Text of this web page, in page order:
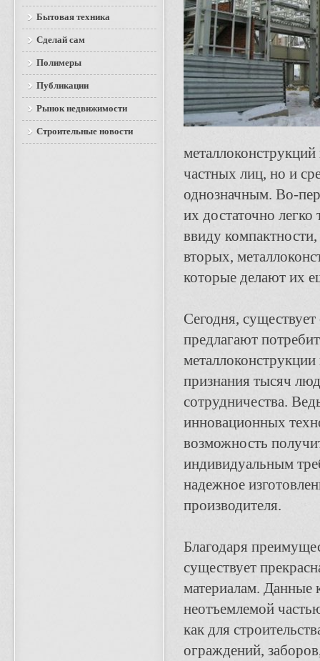
частных лиц, но и
однозначным. Во-
их достаточно
ввиду
вторых,
которые делают их
Сегодня,
предлагают
признания тысяч
сотрудничества.
инновационных
возможность
индивидуальным
надежное
производителя.
Благодаря
существует
материалам. Данные
неотъемлемой
как для
ограждений,
Бытовая техника
Сделай сам
Полимеры
Публикации
Рынок недвижимости
Строительные новости